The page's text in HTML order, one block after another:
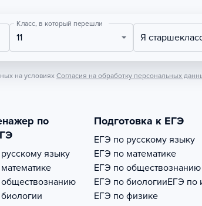
Класс, в который перешли
11 Я
на условиях Согласия на обработку персональных
по
языку
Подготовка к ЕГЭ
ЕГЭ по русскому языку
ЕГЭ по математике
ЕГЭ по обществознанию
ЕГЭ по биологииЕГЭ по
ЕГЭ по физике